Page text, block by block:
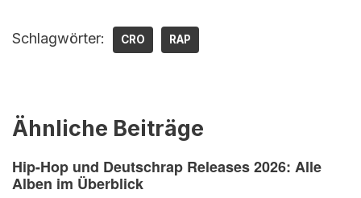
Schlagwörter: CRO RAP
Ähnliche Beiträge
Hip-Hop und Deutschrap Releases 2026: Alle
Alben im Überblick